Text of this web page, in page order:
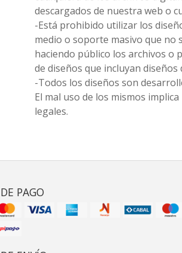
descargados de nuestra web o
-Está prohibido utilizar los
medio o soporte masivo que no
haciendo público los archivos o
de diseños que incluyan
-Todos los diseños son
El mal uso de los mismos
legales.
PAGO